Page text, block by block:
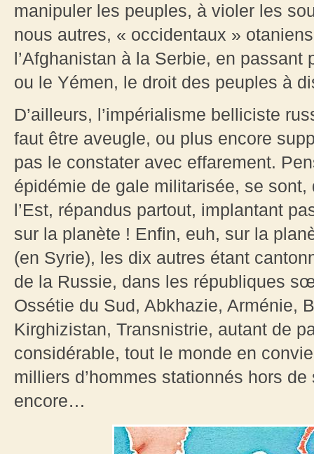
manipuler les peuples, à violer les
nous autres, « occidentaux »
l’Afghanistan à la Serbie, en passant
ou le Yémen, le droit des peuples à
D’ailleurs, l’impérialisme belliciste
faut être aveugle, ou plus encore
pas le constater avec effarement.
épidémie de gale militarisée, se sont,
l’Est, répandus partout, implantant
sur la planète ! Enfin, euh, sur la
(en Syrie), les dix autres étant
de la Russie, dans les républiques
Ossétie du Sud, Abkhazie, Arménie,
Kirghizistan, Transnistrie, autant de
considérable, tout le monde en
milliers d’hommes stationnés hors
encore…